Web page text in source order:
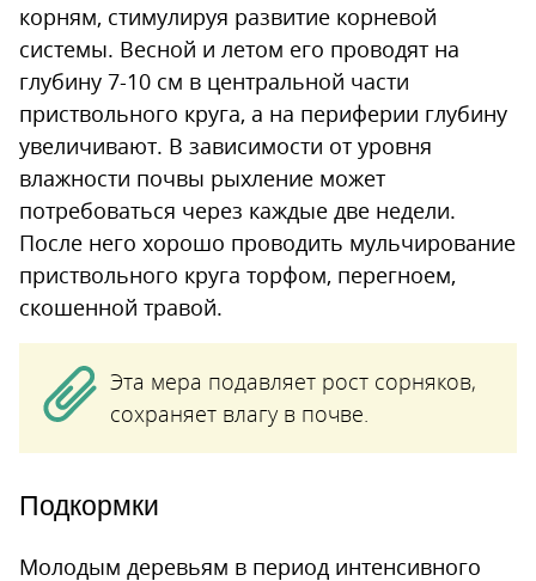
корням, стимулируя развитие корневой
системы. Весной и летом его проводят на
глубину 7-10 см в центральной части
приствольного круга, а на периферии глубину
увеличивают. В зависимости от уровня
влажности почвы рыхление может
потребоваться через каждые две недели.
После него хорошо проводить мульчирование
приствольного круга торфом, перегноем,
скошенной травой.
Эта мера подавляет рост сорняков,
сохраняет влагу в почве.
Подкормки
Молодым деревьям в период интенсивного